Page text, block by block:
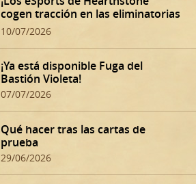
cogen tracción en las eliminatorias
de verano!
10/07/2026
¡Ya está disponible Fuga del
Bastión Violeta!
07/07/2026
Qué hacer tras las cartas de
prueba
29/06/2026